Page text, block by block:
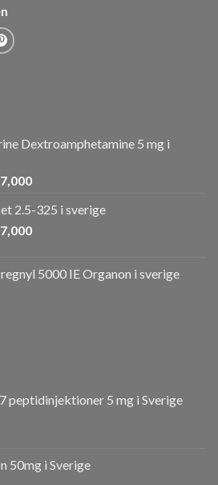
Dextroamphetamine 5 mg i
7,000Prisintervall:
till
kr7,000
2.5-325 i sverige
7,000Prisintervall:
kr7,000
5000 IE Organon i sverige
peptidinjektioner 5 mg i Sverige
50mg i Sverige